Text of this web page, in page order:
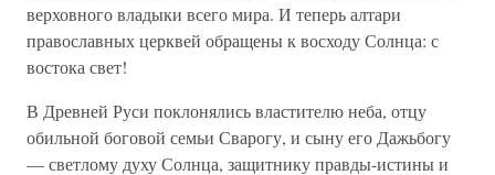
верховного владыки всего мира. И теперь алтари
православных церквей обращены к восходу Солнца: с
востока свет!
В Древней Руси поклонялись властителю неба, отцу
обильной боговой семьи Сварогу, и сыну его Дажьбогу
— светлому духу Солнца, защитнику правды-истины и